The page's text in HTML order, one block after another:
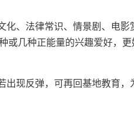
化、法律常识、情景剧、电影
或几种正能量的兴趣爱好，
现反弹，可再回基地教育，